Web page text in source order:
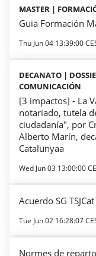
MASTER |
Guia Formación
Thu Jun 04 13:39:00
DECANATO |
COMUNICACIÓN
[3 impactos] - La
notariado, tutela
ciudadanía", por
Alberto Marín,
Catalunyaa
Wed Jun 03 13:00:00
Acuerdo SG
Tue Jun 02 16:28:07
Normes de